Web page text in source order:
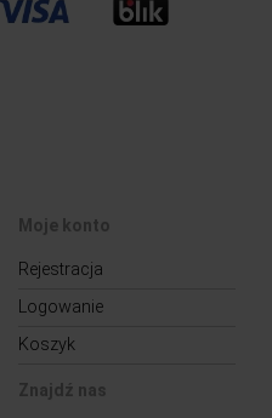
Moje konto
Rejestracja
Logowanie
Koszyk
Znajdź nas